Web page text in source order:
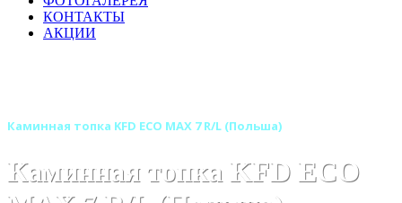
КОНТАКТЫ
АКЦИИ
Каминная топка KFD ECO MAX 7 R/L (Польша)
Каминная топка KFD ECO